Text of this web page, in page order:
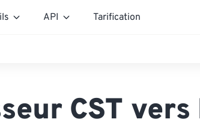
API Tarification
CST vers